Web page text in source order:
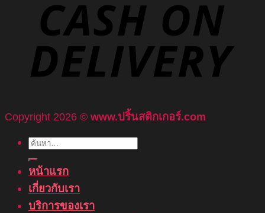
Copyright 2026 © www.ปริ้นสติกเกอร์.com
ค้นหา:
หน้าแรก
เกี่ยวกับเรา
บริการของเรา